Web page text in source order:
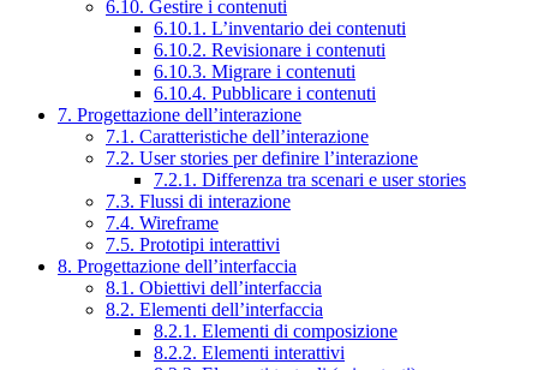
6.10. Gestire i contenuti
6.10.1. L’inventario dei contenuti
6.10.2. Revisionare i contenuti
6.10.3. Migrare i contenuti
6.10.4. Pubblicare i contenuti
7. Progettazione dell’interazione
7.1. Caratteristiche dell’interazione
7.2. User stories per definire l’interazione
7.2.1. Differenza tra scenari e user stories
7.3. Flussi di interazione
7.4. Wireframe
7.5. Prototipi interattivi
8. Progettazione dell’interfaccia
8.1. Obiettivi dell’interfaccia
8.2. Elementi dell’interfaccia
8.2.1. Elementi di composizione
8.2.2. Elementi interattivi